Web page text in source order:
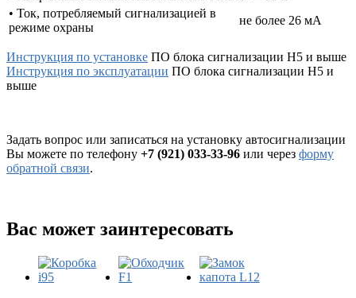
• Ток, потребляемый сигнализацией в
режиме охраны
не более 26 мА
Инструкция по установке ПО блока сигнализации H5 и выше
Инструкция по эксплуатации ПО блока сигнализации H5 и
выше
Задать вопрос или записаться на установку автосигнализации
Вы можете по телефону +7 (921) 033-33-96 или через форму
обратной связи.
Вас может заинтересовать